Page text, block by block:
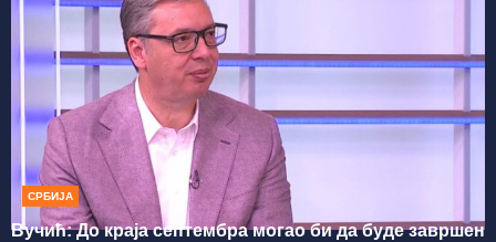
СРБИЈА
Вучић: До краја септембра могао би да буде завршен